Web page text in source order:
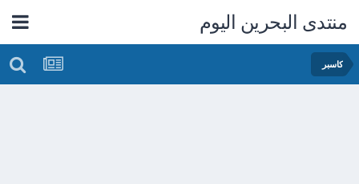
منتدى البحرين اليوم
كاسبر